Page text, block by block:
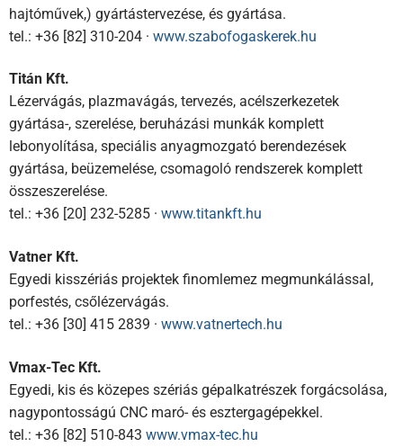
hajtóművek,) gyártástervezése, és gyártása.
tel.: +36 [82] 310-204 · www.szabofogaskerek.hu
Titán Kft.
Lézervágás, plazmavágás, tervezés, acélszerkezetek
gyártása-, szerelése, beruházási munkák komplett
lebonyolítása, speciális anyagmozgató berendezések
gyártása, beüzemelése, csomagoló rendszerek komplett
összeszerelése.
tel.: +36 [20] 232-5285 · www.titankft.hu
Vatner Kft.
Egyedi kisszériás projektek finomlemez megmunkálással,
porfestés, csőlézervágás.
tel.: +36 [30] 415 2839 · www.vatnertech.hu
Vmax-Tec Kft.
Egyedi, kis és közepes szériás gépalkatrészek forgácsolása,
nagypontosságú CNC maró- és esztergagépekkel.
tel.: +36 [82] 510-843 www.vmax-tec.hu